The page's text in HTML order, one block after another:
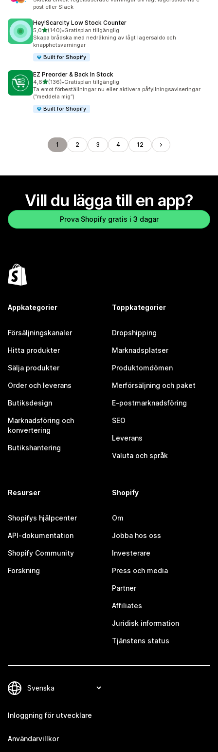
post eller Slack
Hey!Scarcity Low Stock Counter
5,0av 5 stjärnor
(140)
140 recensioner totalt
•Gratisplan tillgänglig
Skapa brådska med nedräkning av lågt lagersaldo och
knapphetsvarningar
Built for Shopify
EZ Preorder & Back In Stock
4,6av 5 stjärnor
(136)
136 recensioner totalt
•Gratisplan tillgänglig
Ta emot förbeställningar nu eller aktivera påfyllningsaviseringar
(”meddela mig”)
Built for Shopify
1 2 3 4 12
Vill du lägga till en app?
Prova Shopify gratis i 3 dagar
Appkategorier
Försäljningskanaler
Hitta produkter
Sälja produkter
Order och leverans
Butiksdesign
Marknadsföring och
konvertering
Butikshantering
Toppkategorier
Dropshipping
Marknadsplatser
Produktomdömen
Merförsäljning och paket
E-postmarknadsföring
SEO
Leverans
Valuta och språk
Resurser
Shopifys hjälpcenter
API-dokumentation
Shopify Community
Forskning
Shopify
Om
Jobba hos oss
Investerare
Press och media
Partner
Affiliates
Juridisk information
Tjänstens status
Inloggning för utvecklare
Användarvillkor